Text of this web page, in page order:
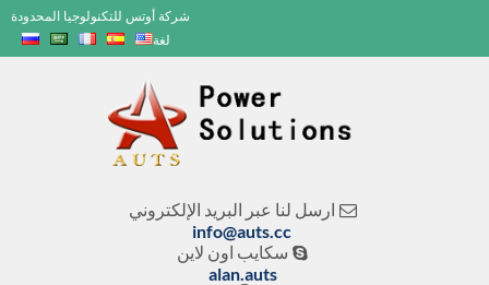
شركة أوتس للتكنولوجيا المحدودة
ارسل لنا عبر البريد الإلكتروني
info@auts.cc
سكايب اون لاين
alan.auts